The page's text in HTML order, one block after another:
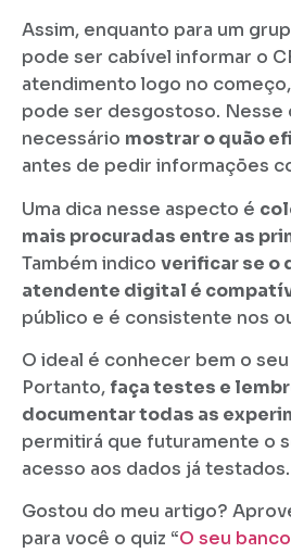
Assim, enquanto para um
pode ser cabível informar o
atendimento logo no
pode ser desgostoso. Nesse
necessário mostrar o quão
antes de pedir informações
Uma dica nesse aspecto é
mais procuradas entre as
Também indico verificar se o
atendente digital é
público e é consistente nos
O ideal é conhecer bem o
Portanto, faça testes e
documentar todas as
permitirá que futuramente o
acesso aos dados já testados.
Gostou do meu artigo?
para você o quiz “O seu